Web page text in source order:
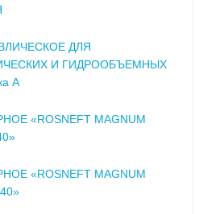
ДЛЯ
И ГИДРООБЪЕМНЫХ
А
«ROSNEFT MAGNUM
«ROSNEFT MAGNUM